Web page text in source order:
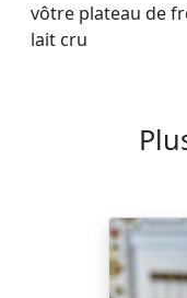
vôtre plateau de
lait cru